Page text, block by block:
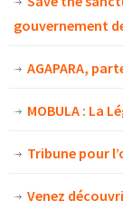
gouvernement
AGAPARA,
MOBULA : La
Tribune pour
Venez